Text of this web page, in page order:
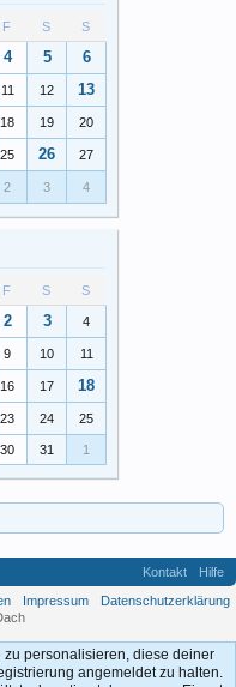
F S S
4 5 6
11 12 13
18 19 20
25 26 27
2 3 4
F S S
2 3 4
9 10 11
16 17 18
23 24 25
30 31 1
Kontakt
Hilfe
Impressum
Datenschutzerklärung
zu personalisieren, diese deiner
angemeldet zu halten.